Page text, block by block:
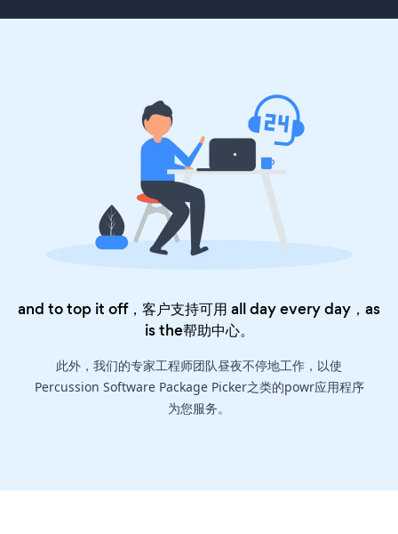
and to top it off，客户支持可用 all day every day，as
is the帮助中心。
此外，我们的专家工程师团队昼夜不停地工作，以使
Percussion Software Package Picker之类的powr应用程序
为您服务。